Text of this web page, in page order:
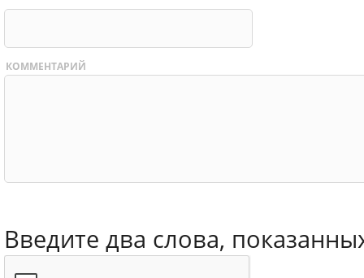
КОММЕНТАРИЙ
Введите два слова,